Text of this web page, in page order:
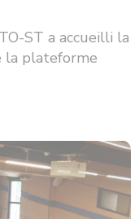
ST a accueilli la
la plateforme